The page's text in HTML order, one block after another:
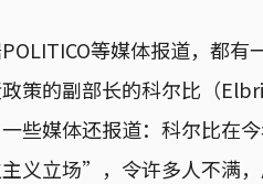
等媒体报道，都
策的副部长的科尔比（
些媒体还报道：科尔比在
义立场”，令许多人不满